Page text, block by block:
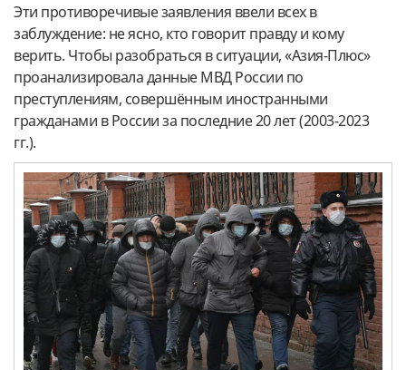
Эти противоречивые заявления ввели всех в
заблуждение: не ясно, кто говорит правду и кому
верить. Чтобы разобраться в ситуации, «Азия-Плюс»
проанализировала данные МВД России по
преступлениям, совершённым иностранными
гражданами в России за последние 20 лет (2003-2023
гг.).